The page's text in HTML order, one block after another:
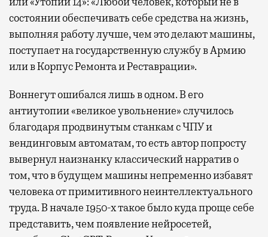
состоянии обеспечивать себе средства на жизнь,
выполняя работу лучше, чем это делают машины,
поступает на государственную службу в Армию
или в Корпус Ремонта и Реставрации».
Воннегут ошибался лишь в одном. В его
антиутопии «великое увольнение» случилось
благодаря продвинутым станкам с ЧПУ и
вендинговым автоматам, то есть автор попросту
вывернул наизнанку классический нарратив о
том, что в будущем машины непременно избавят
человека от примитивного неинтеллектуального
труда. В начале 1950-х такое было куда проще себе
представить, чем появление нейросетей,